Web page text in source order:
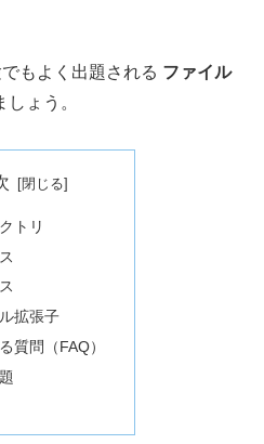
もよく出題される ファイル
ょう。
トリ
拡張子
質問（FAQ）